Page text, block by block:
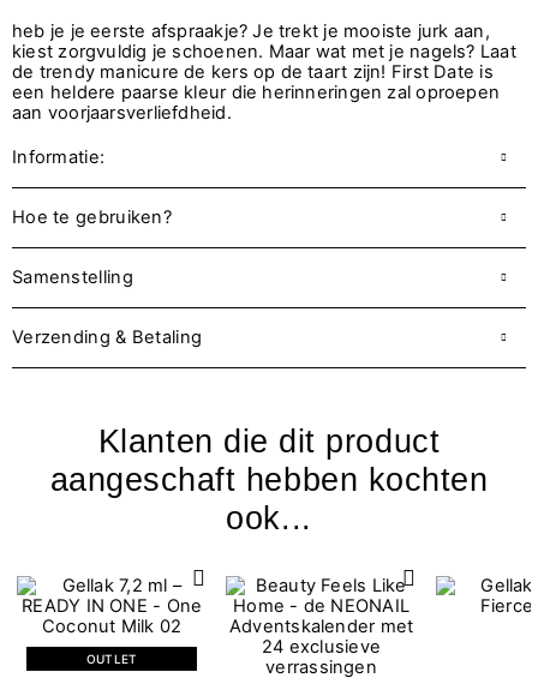
heb je je eerste afspraakje? Je trekt je mooiste jurk aan,
kiest zorgvuldig je schoenen. Maar wat met je nagels? Laat
de trendy manicure de kers op de taart zijn! First Date is
een heldere paarse kleur die herinneringen zal oproepen
aan voorjaarsverliefdheid.
Informatie:
Hoe te gebruiken?
Samenstelling
Verzending & Betaling
Klanten die dit product
aangeschaft hebben kochten
ook...
OUTLET